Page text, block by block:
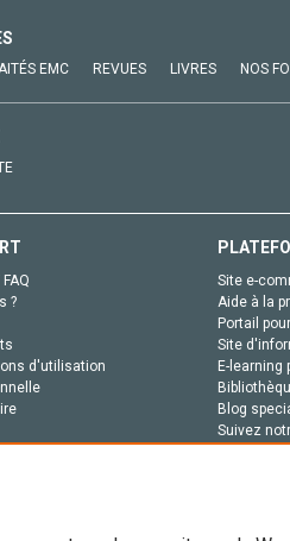
EMC REVUES LIVRES NOS
?
d'utilisation
Site e-
Aide à la
Portail
Site
E-learning
Blog
Suivez